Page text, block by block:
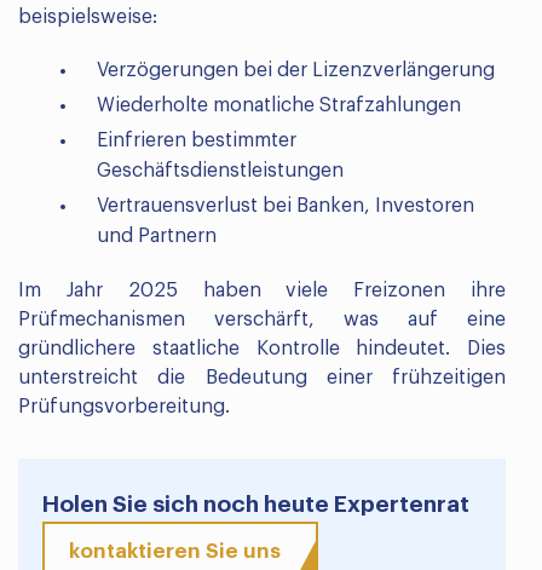
beispielsweise:
Verzögerungen bei der Lizenzverlängerung
Wiederholte monatliche Strafzahlungen
Einfrieren bestimmter
Geschäftsdienstleistungen
Vertrauensverlust bei Banken, Investoren
und Partnern
Im Jahr 2025 haben viele Freizonen ihre
Prüfmechanismen verschärft, was auf eine
gründlichere staatliche Kontrolle hindeutet. Dies
unterstreicht die Bedeutung einer frühzeitigen
Prüfungsvorbereitung.
Holen Sie sich noch heute Expertenrat
kontaktieren Sie uns